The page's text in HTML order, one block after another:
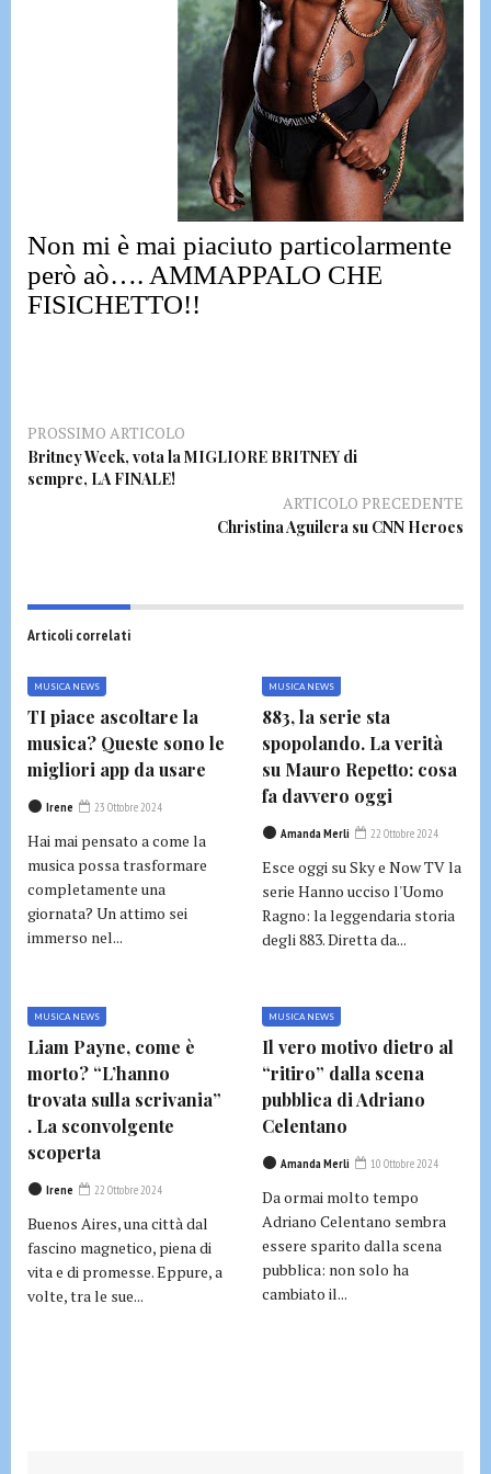
Non mi è mai piaciuto particolarmente
però aò…. AMMAPPALO CHE
FISICHETTO!!
PROSSIMO ARTICOLO
Britney Week, vota la MIGLIORE BRITNEY di
sempre, LA FINALE!
ARTICOLO PRECEDENTE
Christina Aguilera su CNN Heroes
Articoli correlati
MUSICA NEWS
TI piace ascoltare la
musica? Queste sono le
migliori app da usare
Irene 23 Ottobre 2024
Hai mai pensato a come la
musica possa trasformare
completamente una
giornata? Un attimo sei
immerso nel...
MUSICA NEWS
883, la serie sta
spopolando. La verità
su Mauro Repetto: cosa
fa davvero oggi
Amanda Merli 22 Ottobre 2024
Esce oggi su Sky e Now TV la
serie Hanno ucciso l'Uomo
Ragno: la leggendaria storia
degli 883. Diretta da...
MUSICA NEWS
Liam Payne, come è
morto? “L’hanno
trovata sulla scrivania”
. La sconvolgente
scoperta
Irene 22 Ottobre 2024
Buenos Aires, una città dal
fascino magnetico, piena di
vita e di promesse. Eppure, a
volte, tra le sue...
MUSICA NEWS
Il vero motivo dietro al
“ritiro” dalla scena
pubblica di Adriano
Celentano
Amanda Merli 10 Ottobre 2024
Da ormai molto tempo
Adriano Celentano sembra
essere sparito dalla scena
pubblica: non solo ha
cambiato il...